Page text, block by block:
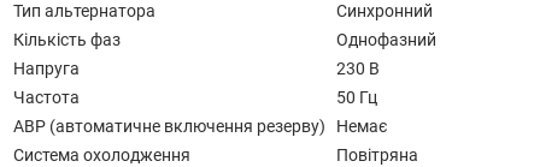
Тип альтернатора
Синхронний
Кількість фаз
Однофазний
Напруга
230 В
Частота
50 Гц
АВР (автоматичне включення резерву)
Немає
Система охолодження
Повітряна